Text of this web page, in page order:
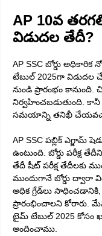
AP 10వ
విడుదల తేదీ?
AP SSC బోర్డు అధికారిక
టేబుల్ 2025గా విడుదల
నుండి ప్రారంభం కానుంది.
నిర్వహించబడుతుంది. కానీ
సమయాన్ని తనిఖీ
AP SSC పబ్లిక్ ఎగ్జామ్
ఉంటుంది. బోర్డు పరీక్ష
తేదీ షీట్ పరీక్ష తేదీలకు
ముందుగానే బోర్డు
అధిక గ్రేడ్‌లు
ప్రారంభించాలని కోరారు.
టైమ్ టేబుల్ 2025 కోసం
అందించాము.